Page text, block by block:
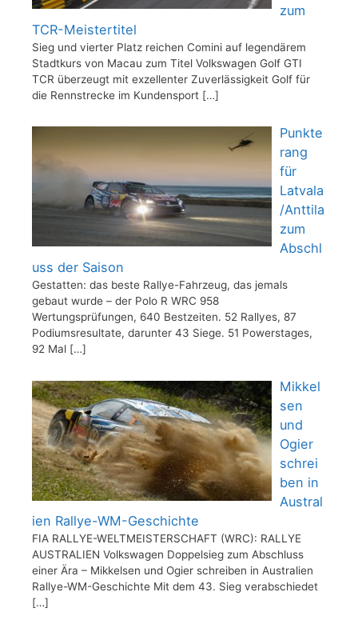
zum
TCR-Meistertitel
Sieg und vierter Platz reichen Comini auf legendärem
Stadtkurs von Macau zum Titel Volkswagen Golf GTI
TCR überzeugt mit exzellenter Zuverlässigkeit Golf für
die Rennstrecke im Kundensport […]
Punkte
rang
für
Latvala
/Anttila
zum
Abschl
uss der Saison
Gestatten: das beste Rallye-Fahrzeug, das jemals
gebaut wurde – der Polo R WRC 958
Wertungsprüfungen, 640 Bestzeiten. 52 Rallyes, 87
Podiumsresultate, darunter 43 Siege. 51 Powerstages,
92 Mal […]
Mikkel
sen
und
Ogier
schrei
ben in
Austral
ien Rallye-WM-Geschichte
FIA RALLYE-WELTMEISTERSCHAFT (WRC): RALLYE
AUSTRALIEN Volkswagen Doppelsieg zum Abschluss
einer Ära – Mikkelsen und Ogier schreiben in Australien
Rallye-WM-Geschichte Mit dem 43. Sieg verabschiedet
[…]